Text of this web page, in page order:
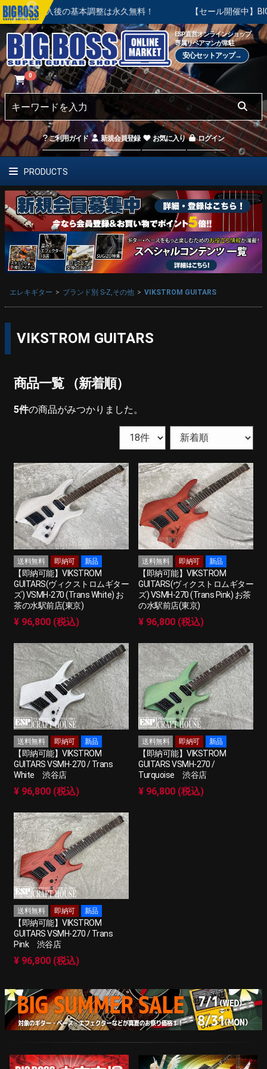
入後の基本調整は永久無料！ 【セール開催中】BIG
ESP直営オンラインショップ
専属リペアマンが常駐
安心セットアップ→
0
ご利用ガイド 新規会員登録 お気に入り ログイン
PRODUCTS
エレキギター ブランド別 S-Z,その他 VIKSTROM GUITARS
VIKSTROM GUITARS
商品一覧 （新着順）
5件の商品がみつかりました。
送料無料 即納可 新品
【即納可能】VIKSTROM
GUITARS(ヴィクストロムギター
ズ) VSMH-270 (Trans White) お
茶の水駅前店(東京)
¥ 96,800 (税込)
送料無料 即納可 新品
【即納可能】VIKSTROM
GUITARS(ヴィクストロムギター
ズ) VSMH-270 (Trans Pink) お茶
の水駅前店(東京)
¥ 96,800 (税込)
送料無料 即納可 新品
【即納可能】VIKSTROM
GUITARS VSMH-270 / Trans
White 渋谷店
¥ 96,800 (税込)
送料無料 即納可 新品
【即納可能】VIKSTROM
GUITARS VSMH-270 /
Turquoise 渋谷店
¥ 96,800 (税込)
送料無料 即納可 新品
【即納可能】VIKSTROM
GUITARS VSMH-270 / Trans
Pink 渋谷店
¥ 96,800 (税込)